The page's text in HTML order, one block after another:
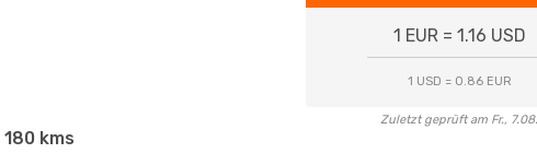
1 EUR = 1.16 USD
1 USD = 0.86 EUR
Zuletzt geprüft am Fr., 7.08.
180 kms